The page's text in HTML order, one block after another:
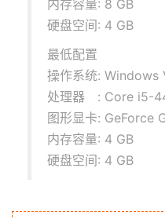
内存容量: 8 GB
硬盘空间: 4 GB
最低配置
操作系统:
处理器 : Core i5-
图形显卡: GeForce
内存容量: 4 GB
硬盘空间: 4 GB